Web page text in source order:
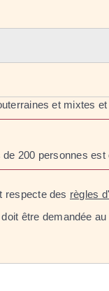
et mixtes
200 personnes
respecte des règles
doit être demandée